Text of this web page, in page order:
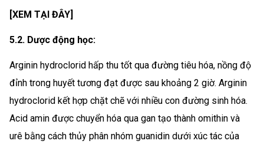
[XEM TẠI ĐÂY]
5.2. Dược động học:
Arginin hydroclorid hấp thu tốt qua đường tiêu hóa, nồng độ
đỉnh trong huyết tương đạt được sau khoảng 2 giờ. Arginin
hydroclorid kết hợp chặt chẽ với nhiều con đường sinh hóa.
Acid amin được chuyển hóa qua gan tạo thành omithin và
urê bằng cách thủy phân nhóm guanidin dưới xúc tác của